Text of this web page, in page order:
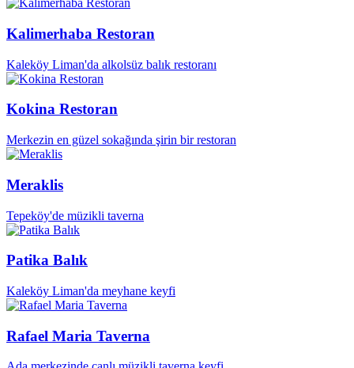
Kalimerhaba Restoran
Kaleköy Liman'da alkolsüz balık restoranı
Kokina Restoran
Merkezin en güzel sokağında şirin bir restoran
Meraklis
Tepeköy'de müzikli taverna
Patika Balık
Kaleköy Liman'da meyhane keyfi
Rafael Maria Taverna